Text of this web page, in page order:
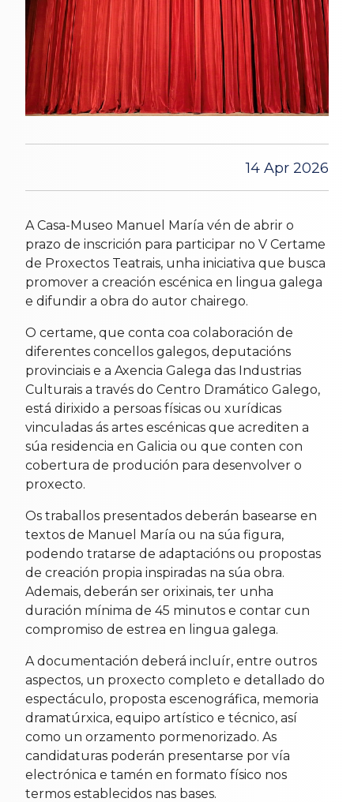
14 Apr 2026
A Casa-Museo Manuel María vén de abrir o
prazo de inscrición para participar no V Certame
de Proxectos Teatrais, unha iniciativa que busca
promover a creación escénica en lingua galega
e difundir a obra do autor chairego.
O certame, que conta coa colaboración de
diferentes concellos galegos, deputacións
provinciais e a Axencia Galega das Industrias
Culturais a través do Centro Dramático Galego,
está dirixido a persoas físicas ou xurídicas
vinculadas ás artes escénicas que acrediten a
súa residencia en Galicia ou que conten con
cobertura de produción para desenvolver o
proxecto.
Os traballos presentados deberán basearse en
textos de Manuel María ou na súa figura,
podendo tratarse de adaptacións ou propostas
de creación propia inspiradas na súa obra.
Ademais, deberán ser orixinais, ter unha
duración mínima de 45 minutos e contar cun
compromiso de estrea en lingua galega.
A documentación deberá incluír, entre outros
aspectos, un proxecto completo e detallado do
espectáculo, proposta escenográfica, memoria
dramatúrxica, equipo artístico e técnico, así
como un orzamento pormenorizado. As
candidaturas poderán presentarse por vía
electrónica e tamén en formato físico nos
termos establecidos nas bases.